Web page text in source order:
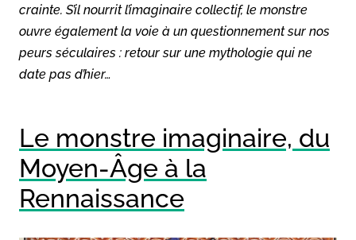
crainte. S’il nourrit l’imaginaire collectif, le monstre
ouvre également la voie à un questionnement sur nos
peurs séculaires : retour sur une mythologie qui ne
date pas d’hier…
Le monstre imaginaire, du
Moyen-Âge à la
Rennaissance